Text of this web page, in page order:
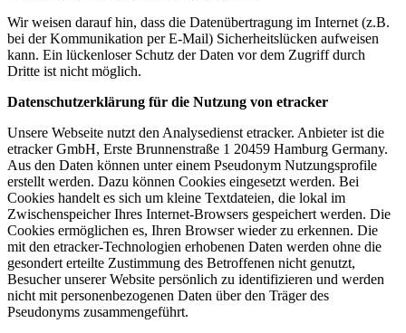
Wir weisen darauf hin, dass die Datenübertragung im Internet (z.B.
bei der Kommunikation per E-Mail) Sicherheitslücken aufweisen
kann. Ein lückenloser Schutz der Daten vor dem Zugriff durch
Dritte ist nicht möglich.
Datenschutzerklärung für die Nutzung von etracker
Unsere Webseite nutzt den Analysedienst etracker. Anbieter ist die
etracker GmbH, Erste Brunnenstraße 1 20459 Hamburg Germany.
Aus den Daten können unter einem Pseudonym Nutzungsprofile
erstellt werden. Dazu können Cookies eingesetzt werden. Bei
Cookies handelt es sich um kleine Textdateien, die lokal im
Zwischenspeicher Ihres Internet-Browsers gespeichert werden. Die
Cookies ermöglichen es, Ihren Browser wieder zu erkennen. Die
mit den etracker-Technologien erhobenen Daten werden ohne die
gesondert erteilte Zustimmung des Betroffenen nicht genutzt,
Besucher unserer Website persönlich zu identifizieren und werden
nicht mit personenbezogenen Daten über den Träger des
Pseudonyms zusammengeführt.